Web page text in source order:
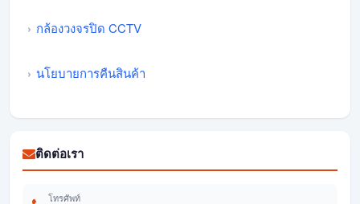
กล้องวงจรปิด CCTV
นโยบายการคืนสินค้า
ติดต่อเรา
โทรศัพท์